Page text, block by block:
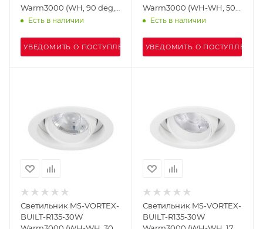
Warm3000 (WH, 90 deg,
230V) (Arlight, IP20
Есть в наличии
УВЕДОМИТЬ О ПОСТУПЛЕНИИ
Warm3000 (WH-WH, 50
deg, 230V) (Arlight, IP20
Есть в наличии
УВЕДОМИТЬ О ПОСТУПЛЕНИИ
Светильник MS-VORTEX-
BUILT-R135-30W
Светильник MS-VORTEX-
BUILT-R135-30W